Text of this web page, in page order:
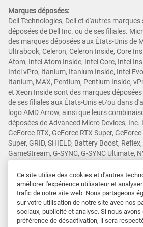
Marques déposées:
Dell Technologies, Dell et d'autres
déposées de Dell Inc. ou de ses filiales.
des marques déposées aux États-Unis de
Ultrabook, Celeron, Celeron Inside, Core
Atom, Intel Atom Inside, Intel Core, Intel
Intel vPro, Itanium, Itanium Inside, Intel
Itanium, MAX, Pentium, Pentium Inside,
et Xeon Inside sont des marques
de ses filiales aux États-Unis et/ou dans
logo AMD Arrow, ainsi que leurs
déposées de Advanced Micro Devices, Inc.
GeForce RTX, GeForce RTX Super,
Super, GRID, SHIELD, Battery Boost, Reflex,
GameStream, G-SYNC, G-SYNC Ultimate,
TXAA, PhysX, GeForce Experience,
et Turing sont des marques et/ou des
Corporation aux États-Unis et dans
une marque commerciale ou déposée de
D'autres marques déposées peuvent être
leurs propriétaires respectifs.
Ce site utilise des cookies et d'autres
améliorer l'expérience utilisateur et
trafic de notre site web. Nous partageons
sur votre utilisation de notre site avec nos
sociaux, publicité et analyse. Si nous
préférence de désactivation, il sera